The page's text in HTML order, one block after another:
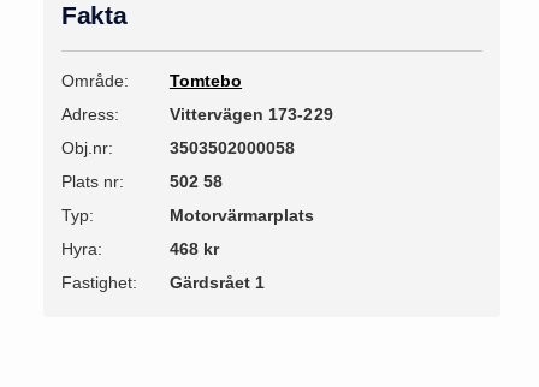
Fakta
Område:
Tomtebo
Adress:
Vittervägen 173-229
Obj.nr:
3503502000058
Plats nr:
502 58
Typ:
Motorvärmarplats
Hyra:
468 kr
Fastighet:
Gärdsrået 1